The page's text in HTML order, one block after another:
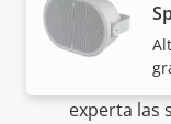
Nuestros
experta las